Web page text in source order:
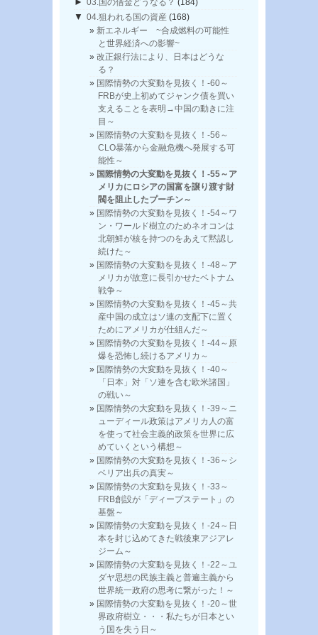
▼ 04.狙われる国の資産 (168)
新エネルギー ~合成燃料の可能性
と世界経済への影響~
改正銀行法により、日本はどうな
る？
国際情勢の大変動を見抜く！-60～
FRBが史上初めてジャンク債を買い
支えることを表明→中国の動きに注
目～
国際情勢の大変動を見抜く！-56～
CLO暴落から金融危機へ発展する可
能性～
国際情勢の大変動を見抜く！-55～ア
メリカにロシアの国富を譲り渡す財
閥を阻止したプーチン～
国際情勢の大変動を見抜く！-54～ワ
ン・ワールド樹立のためネオコンは
北朝鮮が核を持つのをあえて黙認し
続けた～
国際情勢の大変動を見抜く！-48～ア
メリカが故意に長引かせたベトナム
戦争～
国際情勢の大変動を見抜く！-45～共
産中国の成立はソ連の支配下に置く
ためにアメリカが仕組んだ～
国際情勢の大変動を見抜く！-44～原
爆を恐怖し続けるアメリカ～
国際情勢の大変動を見抜く！-40～
「日本」対「ソ連を含む欧米諸国」
の戦い～
国際情勢の大変動を見抜く！-39～ニ
ューディール政策はアメリカ人の富
を使って社会主義的政策を世界に広
めていくという構想～
国際情勢の大変動を見抜く！-36～シ
ベリア出兵の真実～
国際情勢の大変動を見抜く！-33～
FRB創設が「ディープステート」の
基盤～
国際情勢の大変動を見抜く！-24～日
本を封じ込めてきた戦後東アジアレ
ジーム～
国際情勢の大変動を見抜く！-22～ユ
ダヤ思想の民族主義と普遍主義から
世界統一政府の思考に繋がった！～
国際情勢の大変動を見抜く！-20～世
界政府樹立・・・私たちが日本とい
う国を失う日～